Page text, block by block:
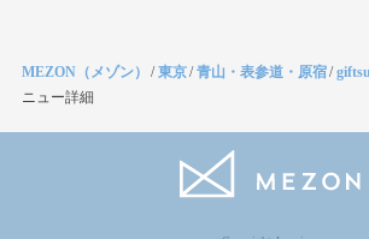
MEZON（メゾン） /東京/青山・表参道・原宿/
ニュー詳細